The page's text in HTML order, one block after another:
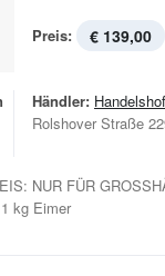
Preis: € 139,00
Händler: Handelshof
Rolshover Straße
NUR FÜR
kg Eimer